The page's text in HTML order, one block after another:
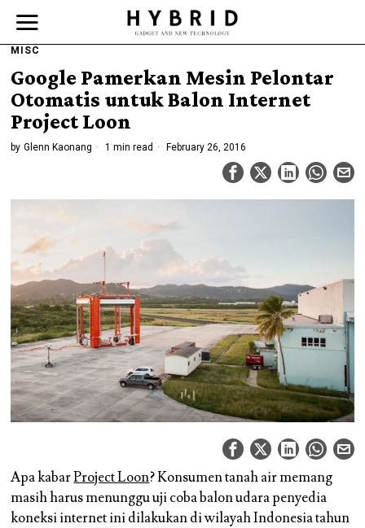
MISC
Google Pamerkan Mesin Pelontar
Otomatis untuk Balon Internet
Project Loon
by Glenn Kaonang 1 min read February 26, 2016
Apa kabarProject Loon? Konsumen tanah air memang
masih harus menunggu uji coba balon udara penyedia
koneksi internet ini dilakukan di wilayah Indonesia tahun